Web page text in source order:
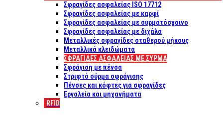
Σφραγίδες ασφαλείας ISO 17712
Σφραγίδες ασφαλείας με καρφί
Σφραγίδες ασφαλείας με συρματόσχοινο
Σφραγίδες ασφαλείας με διχάλα
Μεταλλικές σφραγίδες σταθερού μήκους
Μεταλλικά κλειδώματα
ΣΦΡΑΓΊΔΕΣ ΑΣΦΑΛΕΊΑΣ ΜΕ ΣΎΡΜΑ
Σφράγιση με πένσα
Στριφτό σύρμα σφράγισης
Πένσες και κόφτες για σφραγίδες
Εργαλεία και μηχανήματα
RFID